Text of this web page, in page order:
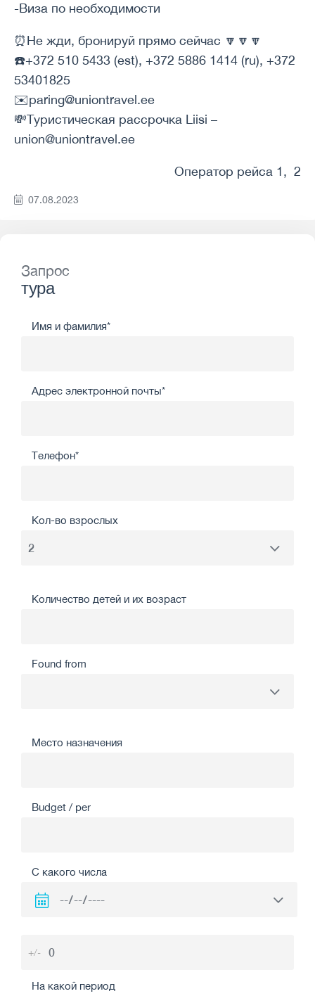
-Виза по необходимости
⏰Не жди, бронируй прямо сейчас 🔽🔽🔽
☎️+372 510 5433 (est), +372 5886 1414 (ru), +372
53401825
✉️paring@uniontravel.ee
💸Туристическая рассрочка Liisi –
union@uniontravel.ee
Оператор рейса 1, 2
07.08.2023
Запрос
тура
Имя и фамилия*
Адрес электронной почты*
Телефон*
Кол-во взрослых
Количество детей и их возраст
Found from
Место назначения
Budget / per
С какого числа
+/-
На какой период